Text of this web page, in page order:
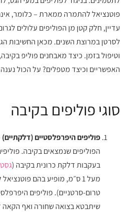
פוטנציאל להתמרה ממארת – כלומר,
עדיין, חלק קטן מן הפוליפים עלולים
לסרטן במרוצת השנים. מכאן החשיבות
וטיפול בזמן. כיצד מאבחנים פוליפ
האפשריים וכיצד מטפלים? על הכול
סוגי פוליפים בקיבה
פוליפים היפרפלסטיים (דלקתיים)
הפוליפים שנמצאים בקיבה.
בעקבות דלקת כרונית בקיבה (
מעל 1 ס״מ, מופיע בהם
טרום-סרטניים). פוליפים
שיתבטא בצואה שחורה ואף הקאה